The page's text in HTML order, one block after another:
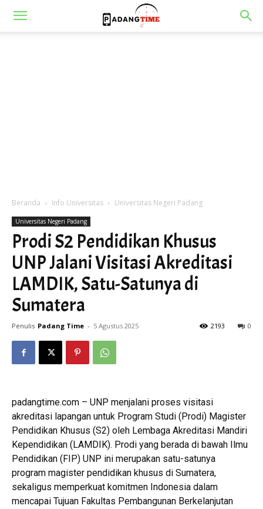
Beranda Info Universitas Universitas Negeri Padang
Universitas Negeri Padang
Prodi S2 Pendidikan Khusus
UNP Jalani Visitasi Akreditasi
LAMDIK, Satu-Satunya di
Sumatera
Penulis Padang Time - 5 Agustus 2025 0
2193
padangtime.com – UNP menjalani proses visitasi
akreditasi lapangan untuk Program Studi (Prodi) Magister
Pendidikan Khusus (S2) oleh Lembaga Akreditasi Mandiri
Kependidikan (LAMDIK). Prodi yang berada di bawah Ilmu
Pendidikan (FIP) UNP ini merupakan satu-satunya
program magister pendidikan khusus di Sumatera,
sekaligus memperkuat komitmen Indonesia dalam
mencapai Tujuan Fakultas Pembangunan Berkelanjutan